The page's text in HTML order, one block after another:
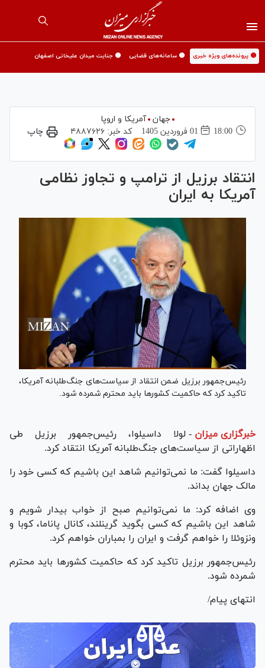
🟡 پرونده‌های ویژه خبری 🟡 سامانه‌های قضایی 🟡 جنایت میدان علیخانی اصفهان
جهان
آمریکا و اروپا
18:00
01 فروردين 1405 کد خبر:۴۸۸۷۶۲۶ چاپ
انتقاد برزیل از ترامپ و تجاوز نظامی
آمریکا به ایران
رئیس‌جمهور برزیل ضمن انتقاد از سیاست‌های جنگ‌طلبانه آمریکا،
تاکید کرد که حاکمیت کشور‌ها باید محترم شمرده شود.
خبرگزاری میزان - لولا داسیلوا، رئیس‌جمهور برزیل طی
اظهاراتی از سیاست‌های جنگ‌طلبانه آمریکا انتقاد کرد.
داسیلوا گفت: ما نمی‌توانیم شاهد این باشیم که کسی خود را
مالک جهان بداند.
وی اضافه کرد: ما نمی‌توانیم صبح از خواب بیدار شویم و
شاهد این باشیم که کسی بگوید گرینلند، کانال پاناما، کوبا و
ونزوئلا را خواهم گرفت و ایران را بمباران خواهم کرد.
رئیس‌جمهور برزیل تاکید کرد که حاکمیت کشور‌ها باید محترم
شمرده شود.
انتهای پیام/